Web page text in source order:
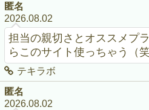
匿名
2026.08.02
担当の親切さとオススメプ
らこのサイト使っちゃう（
テキラボ
匿名
2026.08.02